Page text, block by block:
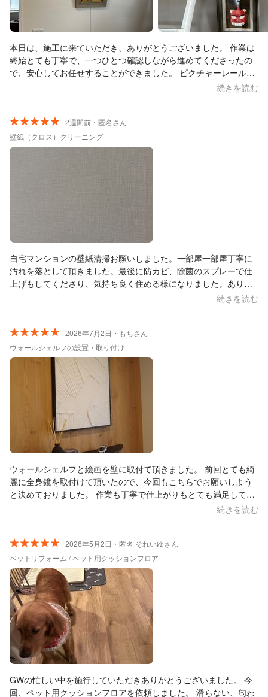
本日は、施工に来ていただき、ありがとうございました。 作業は
終始とても丁寧で、一つひとつ確認しながら進めてくださったの
で、安心してお任せすることができました。 ピクチャーレール
は、きれいに取り付けていただき、仕上がりにも大変満足してい
ざいました。
続きを読む
2週間前・匿名さん
壁紙（クロス）クリーニング
自宅マンションの壁紙清掃お願いしました。一部屋一部屋丁寧に
汚れを落として頂きました。最後に防カビ、除菌のスプレーで仕
上げもしてくださり、気持ち良く住める様になりました。ありが
続きを読む
2026年7月2日・もちさん
ウォールシェルフの設置・取り付け
ウォールシェルフと絵画を壁に取付て頂きました。 前回とても綺
麗に全身鏡を取付けて頂いたので、今回もこちらでお願いしよう
と決めておりました。 作業も丁寧で仕上がりもとても満足してお
続きを読む
2026年5月2日・匿名 それいゆさん
ペットリフォーム / ペット用クッションフロア
GWの忙しい中を施行していただきありがとうございました。 今
回、ペット用クッションフロアを依頼しました。 滑らない、匂わ